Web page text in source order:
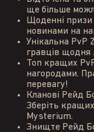
ще більше
Щоденні призи
новинами на
Унікальна PvP
гравців щодня
Топ кращих
нагородами.
перевагу!
Кланові Рейд
Зберіть кращих
Mysterium.
Знищте Рейд